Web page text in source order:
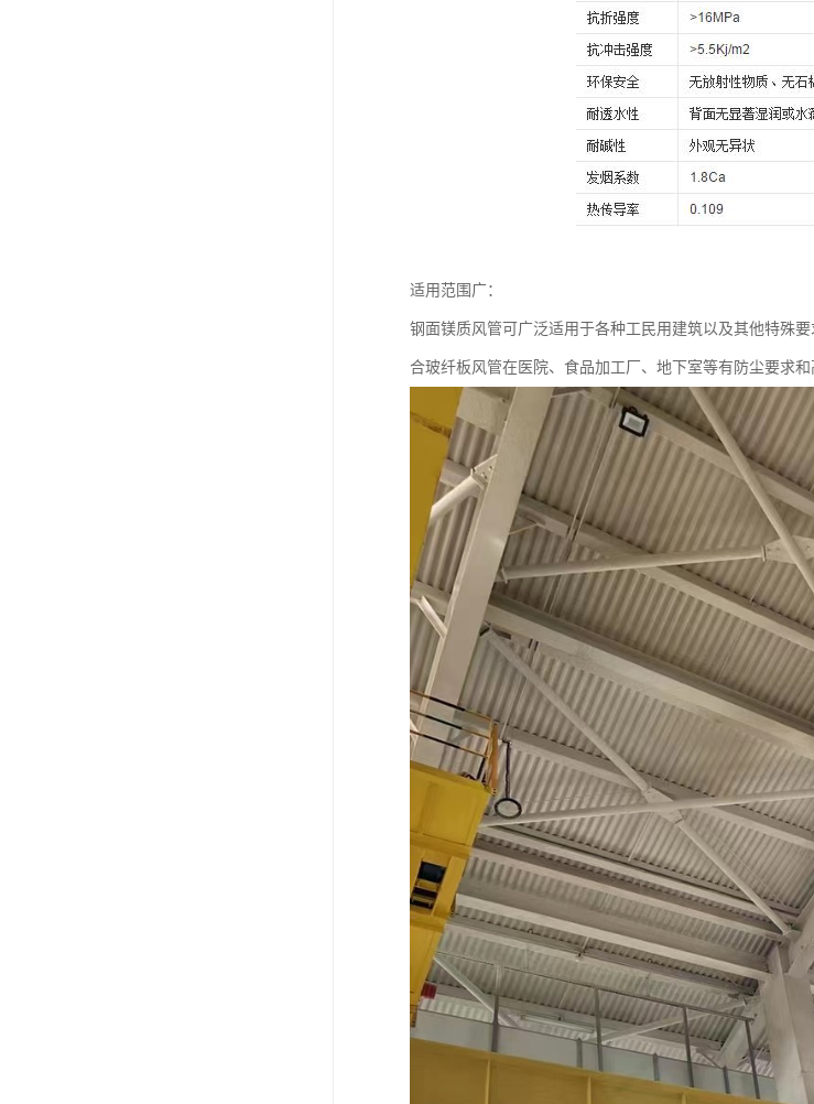
适用范围广：
钢面镁质风管可广泛适用于各种工民用建筑以及其他特殊
合玻纤板风管在医院、食品加工厂、地下室等有防尘要求和